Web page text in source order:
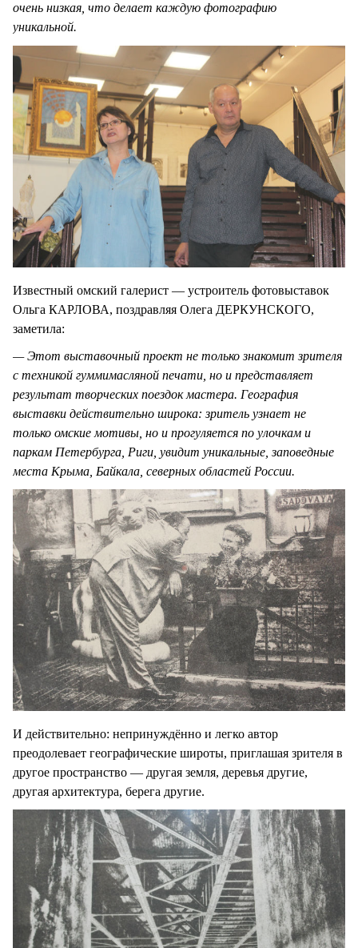
очень низкая, что делает каждую фотографию
уникальной.
Известный омский галерист — устроитель фотовыставок
Ольга КАРЛОВА, поздравляя Олега ДЕРКУНСКОГО,
заметила:
— Этот выставочный проект не только знакомит зрителя
с техникой гуммимасляной печати, но и представляет
результат творческих поездок мастера. География
выставки действительно широка: зритель узнает не
только омские мотивы, но и прогуляется по улочкам и
паркам Петербурга, Риги, увидит уникальные, заповедные
места Крыма, Байкала, северных областей России.
И действительно: непринуждённо и легко автор
преодолевает географические широты, приглашая зрителя в
другое пространство — другая земля, деревья другие,
другая архитектура, берега другие.